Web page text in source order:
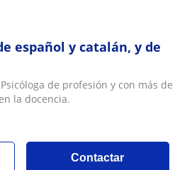
español y catalán, y de
de profesión y con más de
la docencia.
Contactar